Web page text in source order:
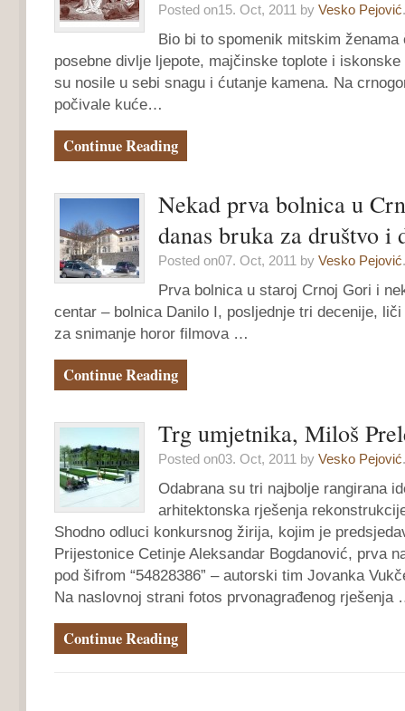
Posted on15. Oct, 2011 by Vesko Pejović.
Bio bi to spomenik mitskim ženama
posebne divlje ljepote, majčinske toplote i
su nosile u sebi snagu i ćutanje kamena. Na
počivale kuće…
Continue Reading
Nekad prva bolnica u
danas bruka za društvo i
Posted on07. Oct, 2011 by Vesko Pejović.
Prva bolnica u staroj Crnoj Gori i
centar – bolnica Danilo I, posljednje tri decenije, liči
za snimanje horor filmova …
Continue Reading
Trg umjetnika, Miloš
Posted on03. Oct, 2011 by Vesko Pejović.
Odabrana su tri najbolje rangirana
arhitektonska rješenja
Shodno odluci konkursnog žirija, kojim je
Prijestonice Cetinje Aleksandar Bogdanović, prva
pod šifrom “54828386” – autorski tim Jovanka
Na naslovnoj strani fotos prvonagrađenog rješenja
Continue Reading